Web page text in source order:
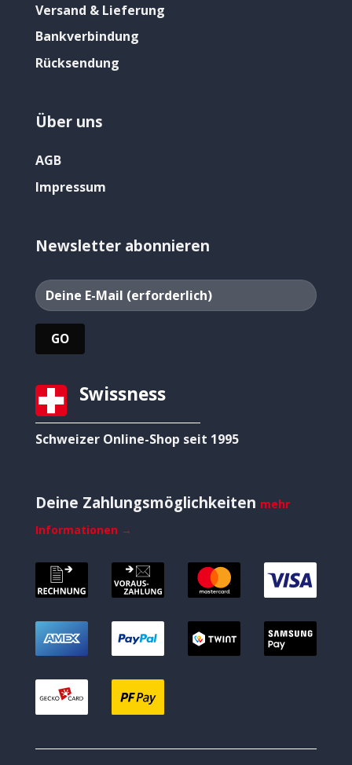
Versand & Lieferung
Bankverbindung
Rücksendung
Über uns
AGB
Impressum
Newsletter abonnieren
Swissness
Schweizer Online-Shop seit 1995
Deine Zahlungsmöglichkeiten mehr
Informationen →